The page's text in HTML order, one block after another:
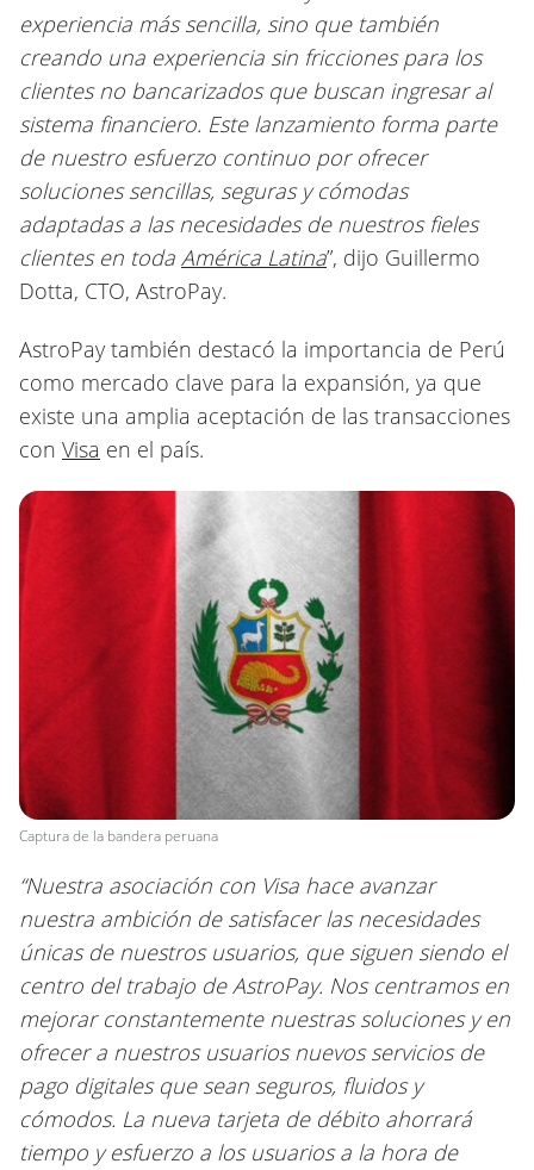
experiencia más sencilla, sino que también
creando una experiencia sin fricciones para los
clientes no bancarizados que buscan ingresar al
sistema financiero. Este lanzamiento forma parte
de nuestro esfuerzo continuo por ofrecer
soluciones sencillas, seguras y cómodas
adaptadas a las necesidades de nuestros fieles
clientes en toda América Latina”, dijo Guillermo
Dotta, CTO, AstroPay.
AstroPay también destacó la importancia de Perú
como mercado clave para la expansión, ya que
existe una amplia aceptación de las transacciones
con Visa en el país.
Captura de la bandera peruana
“Nuestra asociación con Visa hace avanzar
nuestra ambición de satisfacer las necesidades
únicas de nuestros usuarios, que siguen siendo el
centro del trabajo de AstroPay. Nos centramos en
mejorar constantemente nuestras soluciones y en
ofrecer a nuestros usuarios nuevos servicios de
pago digitales que sean seguros, fluidos y
cómodos. La nueva tarjeta de débito ahorrará
tiempo y esfuerzo a los usuarios a la hora de